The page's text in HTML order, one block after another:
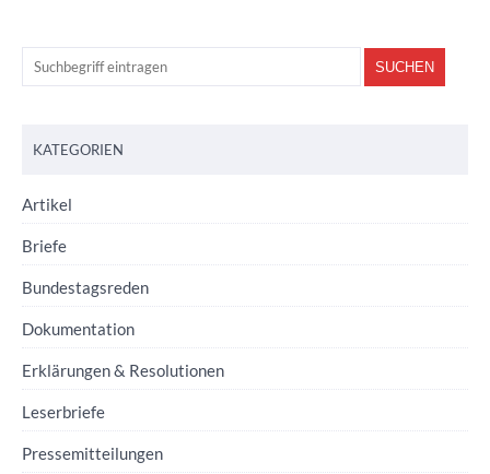
KATEGORIEN
Artikel
Briefe
Bundestagsreden
Dokumentation
Erklärungen & Resolutionen
Leserbriefe
Pressemitteilungen